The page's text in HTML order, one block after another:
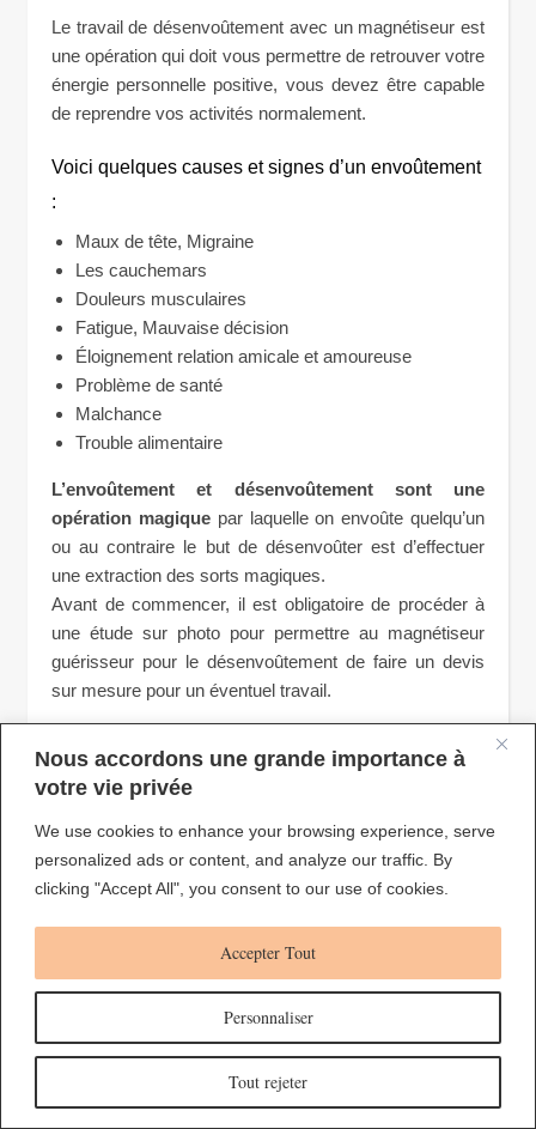
Nous accordons une grande importance à
votre vie privée
We use cookies to enhance your browsing experience, serve
personalized ads or content, and analyze our traffic. By
clicking "Accept All", you consent to our use of cookies.
Personnaliser
Tout rejeter
Accepter Tout
Le travail de désenvoûtement avec un magnétiseur est
une opération qui doit vous permettre de retrouver votre
énergie personnelle positive, vous devez être capable
de reprendre vos activités normalement.
Voici quelques causes et signes d’un envoûtement
:
Maux de tête, Migraine
Les cauchemars
Douleurs musculaires
Fatigue, Mauvaise décision
Éloignement relation amicale et amoureuse
Problème de santé
Malchance
Trouble alimentaire
L’envoûtement et désenvoûtement sont une
opération magiquepar laquelle on envoûte quelqu’un
ou au contraire le but de désenvoûter est d’effectuer
une extraction des sorts magiques.
Avant de commencer, il est obligatoire de procéder à
une étude sur photo pour permettre au magnétiseur
guérisseur pour le désenvoûtement de faire un devis
sur mesure pour un éventuel travail.
Durée d’un désenvoûtement, l’avis
Concernant la durée d’un désenvoûtement, le
magnétiseur est là pour donner son avis, l’analyse
aussi les travaux à effectuer pendant le rituel.
Comme je vous ai expliqué un peu avant, il est
essentiel d’effectuer un ressenti sur votre vie
pathologie ou un sort de magie.
Ensuite, une fois le problème identifié, je suis en